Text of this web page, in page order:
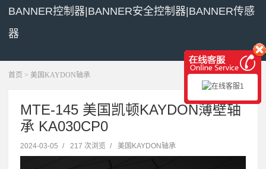
BANNER控制器|BANNER安全控制器|BANNER传感
器
展开菜单
首页 > 美国KAYDON轴承
MTE-145 美国凯顿KAYDON薄壁轴
承 KA030CP0
2024-03-05 / 217 次浏览 / 美国KAYDON轴承